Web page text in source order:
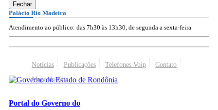
Fechar
Palácio Rio Madeira
Atendimento ao público: das 7h30 às 13h30, de segunda a sexta-feira
Notícias Publicações Telefones Voip
Contato
Mapa do Site
Portal do Governo do